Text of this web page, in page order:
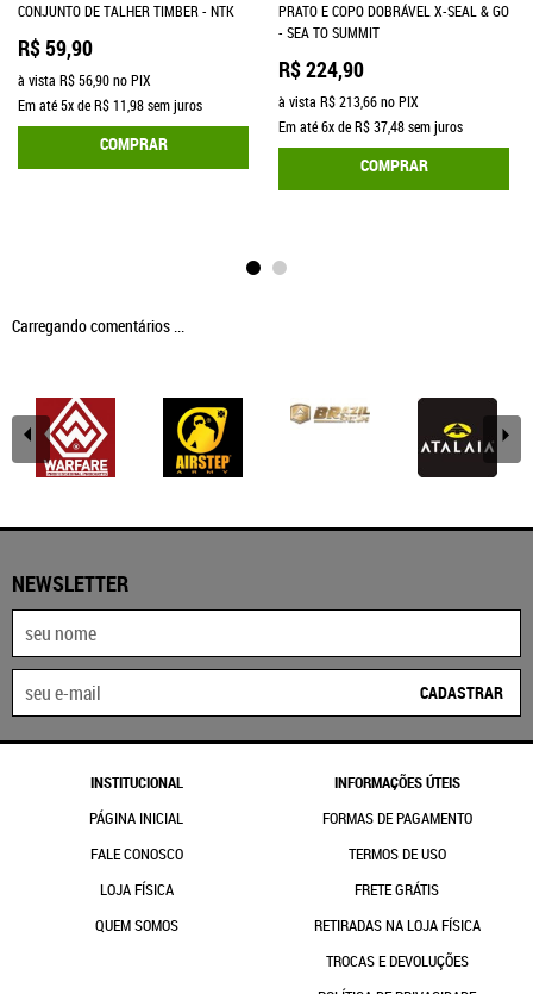
CONJUNTO DE TALHER TIMBER - NTK
R$ 59,90
à vista R$ 56,90no PIX
Em até5xdeR$ 11,98sem juros
COMPRAR
PRATO E COPO DOBRÁVEL X-SEAL & GO
- SEA TO SUMMIT
R$ 224,90
à vista R$ 213,66no PIX
Em até6xdeR$ 37,48sem juros
COMPRAR
Carregando comentários ...
NEWSLETTER
CADASTRAR
INSTITUCIONAL
PÁGINA INICIAL
FALE CONOSCO
LOJA FÍSICA
QUEM SOMOS
INFORMAÇÕES ÚTEIS
FORMAS DE PAGAMENTO
TERMOS DE USO
FRETE GRÁTIS
RETIRADAS NA LOJA FÍSICA
TROCAS E DEVOLUÇÕES